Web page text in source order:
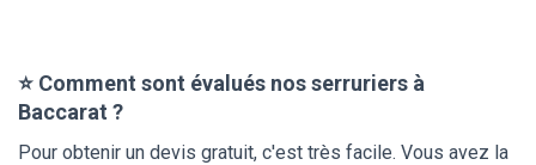
⭐ Comment sont évalués nos serruriers à
Baccarat ?
Pour obtenir un devis gratuit, c'est très facile. Vous avez la